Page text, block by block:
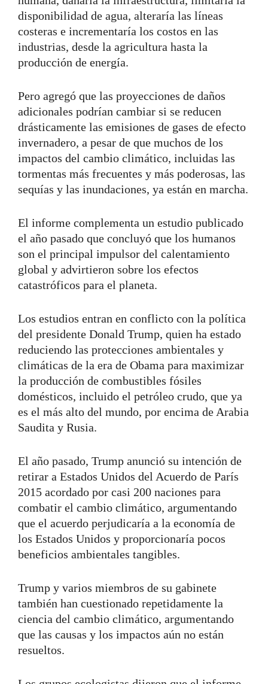
disponibilidad de agua, alteraría las líneas
costeras e incrementaría los costos en las
industrias, desde la agricultura hasta la
producción de energía.
Pero agregó que las proyecciones de daños
adicionales podrían cambiar si se reducen
drásticamente las emisiones de gases de efecto
invernadero, a pesar de que muchos de los
impactos del cambio climático, incluidas las
tormentas más frecuentes y más poderosas, las
sequías y las inundaciones, ya están en marcha.
El informe complementa un estudio publicado
el año pasado que concluyó que los humanos
son el principal impulsor del calentamiento
global y advirtieron sobre los efectos
catastróficos para el planeta.
Los estudios entran en conflicto con la política
del presidente Donald Trump, quien ha estado
reduciendo las protecciones ambientales y
climáticas de la era de Obama para maximizar
la producción de combustibles fósiles
domésticos, incluido el petróleo crudo, que ya
es el más alto del mundo, por encima de Arabia
Saudita y Rusia.
El año pasado, Trump anunció su intención de
retirar a Estados Unidos del Acuerdo de París
2015 acordado por casi 200 naciones para
combatir el cambio climático, argumentando
que el acuerdo perjudicaría a la economía de
los Estados Unidos y proporcionaría pocos
beneficios ambientales tangibles.
Trump y varios miembros de su gabinete
también han cuestionado repetidamente la
ciencia del cambio climático, argumentando
que las causas y los impactos aún no están
resueltos.